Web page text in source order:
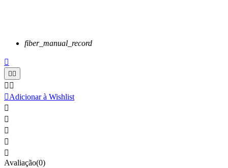
fiber_manual_record

 
 
Adicionar à Wishlist





Avaliação(0)